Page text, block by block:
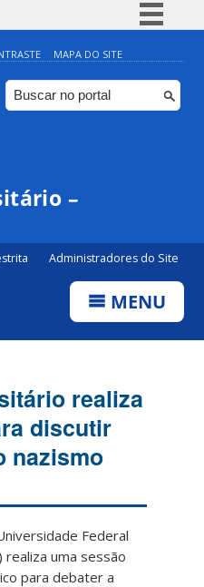
Simplifique!
Comunica BR
Participe
Canais
MAPA DO SITE
–
Administradores do Site
MENU
realiza
discutir
nazismo
Federal
realiza uma sessão
para debater a